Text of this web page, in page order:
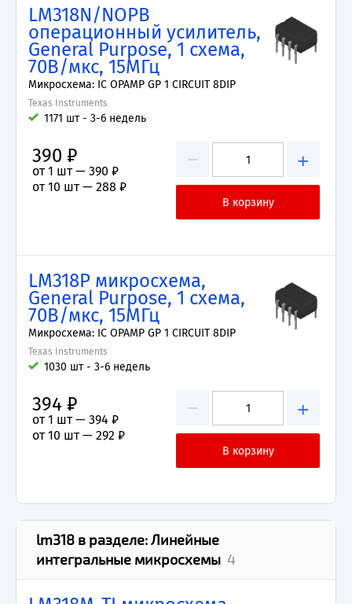
LM318N/NOPB
операционный усилитель,
General Purpose, 1 схема,
70В/мкс, 15МГц
Микросхема: IC OPAMP GP 1 CIRCUIT 8DIP
Texas Instruments
1171 шт - 3-6 недель
− +
390 ₽
от 1 шт — 390 ₽
от 10 шт — 288 ₽
LM318P микросхема,
General Purpose, 1 схема,
70В/мкс, 15МГц
Микросхема: IC OPAMP GP 1 CIRCUIT 8DIP
Texas Instruments
1030 шт - 3-6 недель
− +
394 ₽
от 1 шт — 394 ₽
от 10 шт — 292 ₽
lm318 в разделе:Линейные
интегральные микросхемы 4